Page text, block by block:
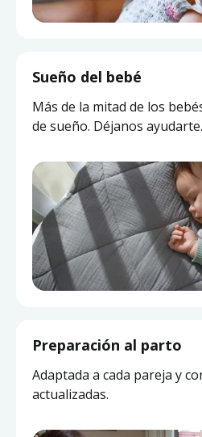
Asesoría de Lactancia
Pide ayuda a una matrona
sin salir de casa.
Preparación al parto
Adaptada a cada pareja y
actualizadas.
Sueño del bebé
Más de la mitad de los
de sueño. Déjanos ayudarte.